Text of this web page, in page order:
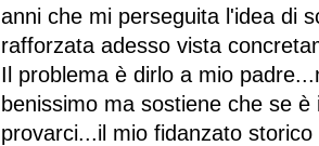
anni che mi perseguita l'idea di
rafforzata adesso vista
Il problema è dirlo a mio
benissimo ma sostiene che se è
provarci...il mio fidanzato